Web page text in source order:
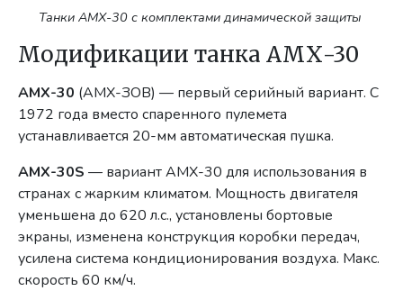
Танки AMX-30 с комплектами динамической защиты
Модификации танка АМХ-30
АМХ-30 (АМХ-ЗОВ) — первый серийный вариант. С
1972 года вместо спаренного пулемета
устанавливается 20-мм автоматическая пушка.
AMX-30S — вариант АМХ-30 для использования в
странах с жарким климатом. Мощность двигателя
уменьшена до 620 л.с., установлены бортовые
экраны, изменена конструкция коробки передач,
усилена система кондиционирования воздуха. Макс.
скорость 60 км/ч.